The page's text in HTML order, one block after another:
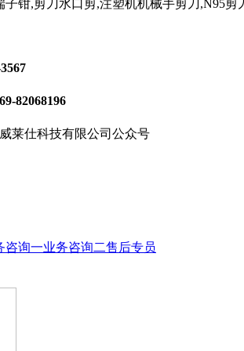
子钳,剪刀水口剪,注塑机机械手剪刀,N95
82068196
咨询一业务咨询二售后专员